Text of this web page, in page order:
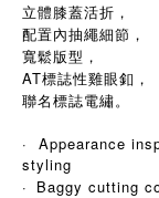
立體膝蓋活折，
配置內抽繩細節，
寬鬆版型，
AT標誌性雞眼釦，
聯名標誌電繡。
· Appearance
styling
· Baggy cutting